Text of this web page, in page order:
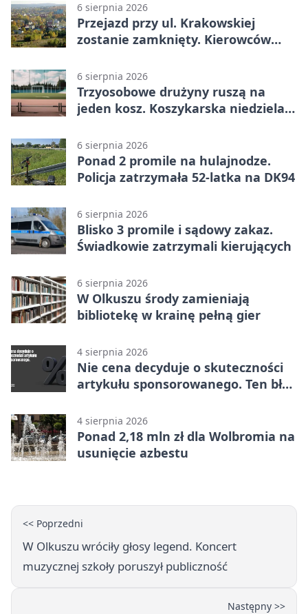
6 sierpnia 2026
Przejazd przy ul. Krakowskiej
zostanie zamknięty. Kierowców
6 sierpnia 2026
Trzyosobowe drużyny ruszą na
jeden kosz. Koszykarska niedziela
6 sierpnia 2026
Ponad 2 promile na hulajnodze.
Policja zatrzymała 52-latka na DK94
6 sierpnia 2026
Blisko 3 promile i sądowy zakaz.
Świadkowie zatrzymali kierujących
6 sierpnia 2026
W Olkuszu środy zamieniają
bibliotekę w krainę pełną gier
4 sierpnia 2026
Nie cena decyduje o skuteczności
artykułu sponsorowanego. Ten błąd
4 sierpnia 2026
Ponad 2,18 mln zł dla Wolbromia na
usunięcie azbestu
<< Poprzedni
W Olkuszu wróciły głosy legend. Koncert
muzycznej szkoły poruszył publiczność
Następny >>